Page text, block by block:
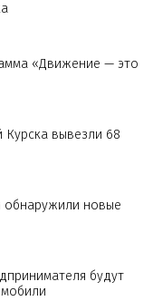
«Движение — это
вывезли 68
обнаружили новые
будут